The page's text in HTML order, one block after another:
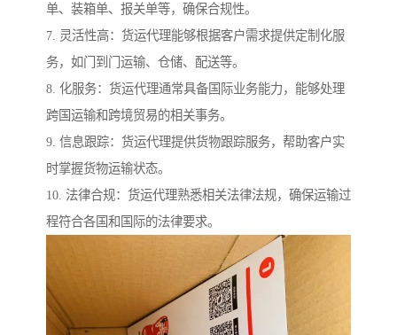
单、装箱单、报关单等，确保合规性。
7. 灵活性高：货运代理能够根据客户需求提供定制化服
务，如门到门运输、仓储、配送等。
8. 化服务：货运代理通常具备国际业务能力，能够处理
跨国运输和跨境贸易的相关事务。
9. 信息跟踪：货运代理提供货物跟踪服务，帮助客户实
时掌握货物运输状态。
10. 法律合规：货运代理熟悉相关法律法规，确保运输过
程符合各国和国际的法律要求。